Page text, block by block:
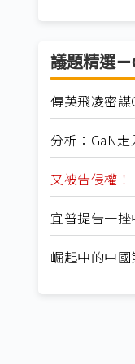
議題精選
傳英飛凌密
分析：GaN
又被告侵權
宜普提告一
崛起中的中